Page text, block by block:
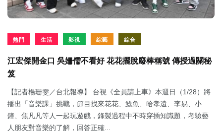
熱門 生活 影視 綜藝 綜合
江宏傑開金口 吳姍儒不看好 花花擺脫廢棒稱號 傳授過關秘
笈
【記者楊珊雯／台北報導】 台視《全員請上車》本週日（1/28）將
播出「音樂課」挑戰，節目找來花花、鯰魚、哈孝遠、李易、小
鐘、焦凡凡等人一起玩遊戲，錄製過程中不時穿插知識題，考驗藝
人朋友對音樂的了解，回答正確...